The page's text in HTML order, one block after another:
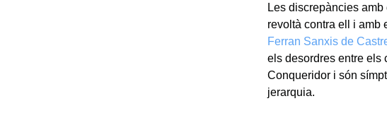
Les discrepàncies amb
revoltà contra ell i amb
Ferran Sanxis de
els desordres entre els
Conqueridor i són
jerarquia.